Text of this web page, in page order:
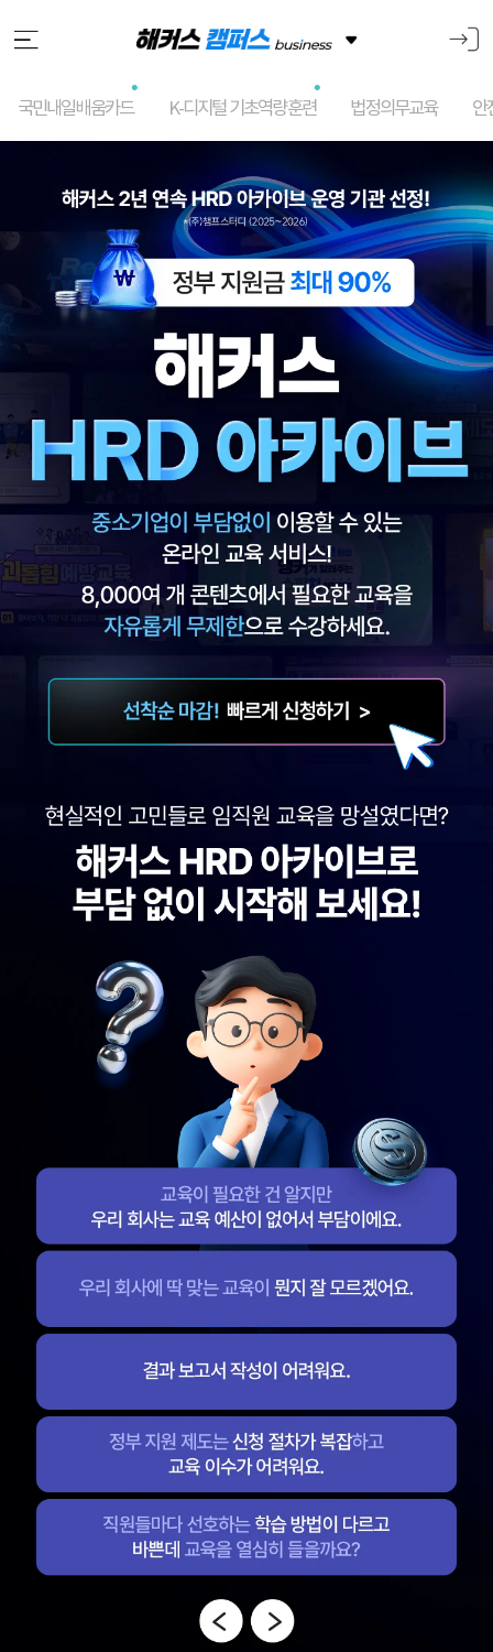
국민내일배움카드 K-디지털 기초역량훈련 법정의무교육 안